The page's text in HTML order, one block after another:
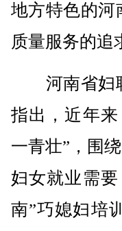
地方特色的河
质量服务的追
河南省妇联
指出，近年
一青壮”，围
妇女就业需
南”巧媳妇培